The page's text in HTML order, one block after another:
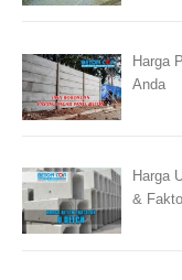
Harga
Anda
Harga
&